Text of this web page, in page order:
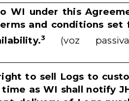
WI under this
and conditions set
3 (voz
to sell Logs to
as WI shall notify